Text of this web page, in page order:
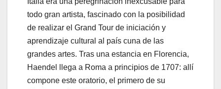
todo gran artista, fascinado con la posibilidad
de realizar el Grand Tour de iniciación y
aprendizaje cultural al país cuna de las
grandes artes. Tras una estancia en Florencia,
Haendel llega a Roma a principios de 1707: allí
compone este oratorio, el primero de su